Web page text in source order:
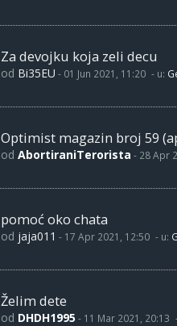
Za devojku koja zeli decu
od Bi35EU - 01 Jun 2021, 11:20 - u:
Optimist magazin broj 59
od AbortiraniTerorista - 28 Apr
pomoć oko chata
od jaja011 - 17 Apr 2021, 12:50 - u:
Želim dete
od DHDH1995 - 11 Mar 2021, 20:13